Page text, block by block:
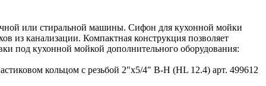
или стиральной машины. Сифон для кухонной мойки
из канализации. Компактная конструкция позволяет
под кухонной мойкой дополнительного оборудования:
кольцом с резьбой 2"х5/4" В-Н (HL 12.4) арт. 499612